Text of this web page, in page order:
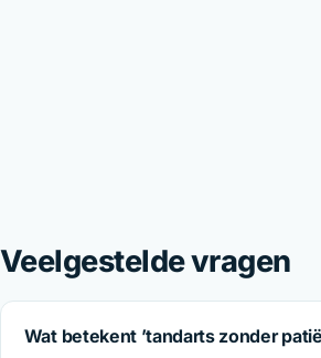
Veelgestelde vragen
Wat betekent ’tandarts zonder